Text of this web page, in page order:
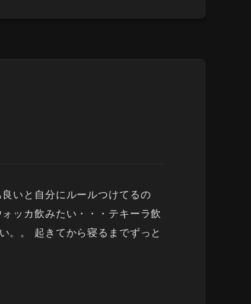
いと自分にルールつけてるの
ッカ飲みたい・・・テキーラ飲
。。 起きてから寝るまでずっと